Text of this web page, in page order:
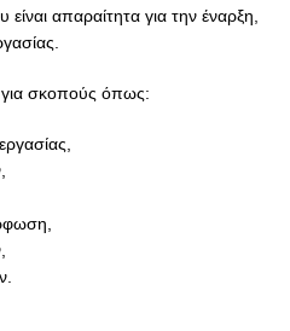
είναι απαραίτητα για την έναρξη,
για σκοπούς όπως: